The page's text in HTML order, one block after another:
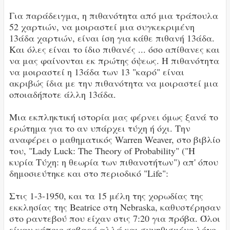
Για παράδειγμα, η πιθανότητα από μια τράπουλα
52 χαρτιών, να μοιραστεί μια συγκεκριμένη
13άδα χαρτιών, είναι ίση για κάθε πιθανή 13άδα.
Και όλες είναι το ίδιο πιθανές ... όσο απίθανες και
να μας φαίνονται εκ πρώτης όψεως. Η πιθανότητα
να μοιραστεί η 13άδα των 13 "καρό" είναι
ακριβώς ίδια με την πιθανότητα να μοιραστεί μια
οποιαδήποτε άλλη 13άδα.
Μια εκπληκτική ιστορία μας φέρνει όμως ξανά το
ερώτημα για το αν υπάρχει τύχη ή όχι. Την
αναφέρει ο μαθηματικός Warren Weaver, στο βιβλίο
του, "Lady Luck: The Theory of Probability" ("Η
κυρία Τύχη: η θεωρία των πιθανοτήτων") απ' όπου
δημοσιεύτηκε και στο περιοδικό "Life":
Στις 1-3-1950, και τα 15 μέλη της χορωδίας της
εκκλησίας της Beatrice στη Nebraska, καθυστέρησαν
στο ραντεβού που είχαν στις 7:20 για πρόβα. Όλοι